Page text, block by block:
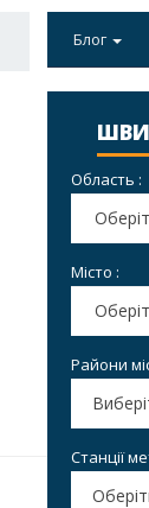
Блог
Область :
Місто :
Райони
Станції